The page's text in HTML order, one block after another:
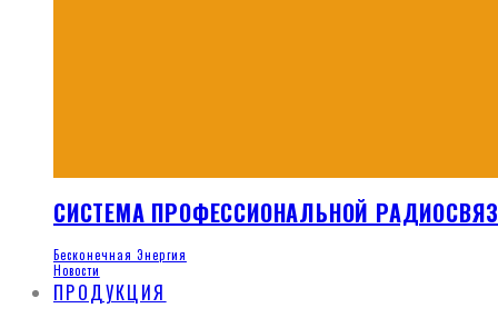
СИСТЕМА ПРОФЕССИОНАЛЬНОЙ
Бесконечная Энергия
Новости
ПРОДУКЦИЯ